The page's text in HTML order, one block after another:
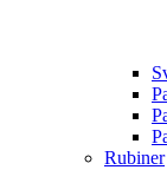
Rubiner